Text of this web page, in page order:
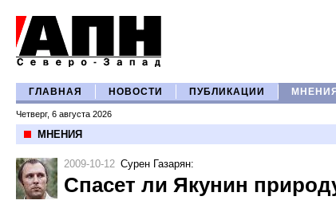
ГЛАВНАЯ НОВОСТИ ПУБЛИКАЦИИ МНЕНИЯ
Четверг, 6 августа 2026
МНЕНИЯ
2009-10-12 Сурен Газарян:
Спасет ли Якунин